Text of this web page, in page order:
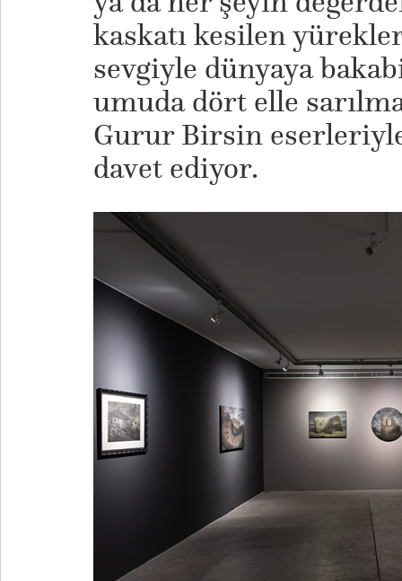
kaskatı kesilen
sevgiyle dünyaya
umuda dört elle
Gurur Birsin
davet ediyor.